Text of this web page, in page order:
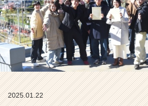
日
内
式
レ
ポ
2025.01.22